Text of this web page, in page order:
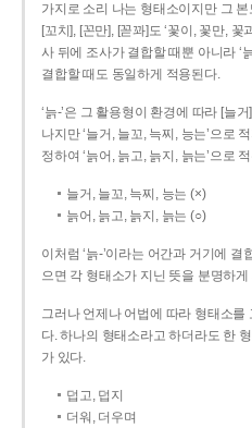
가지로 소리 나는 형태소이지만 그 본
[꼬치], [꼰만], [꼳꽈]도 ‘꽃이, 꽃만, 꽃
사 뒤에 조사가 결합할 때뿐 아니라 ‘
결합할 때도 동일하게 적용된다.
‘늙-’은 그 활용형이 환경에 따라 [늘
나지만 ‘늘거, 늘꼬, 늑찌, 능는’으로
정하여 ‘늙어, 늙고, 늙지, 늙는’으로
늘거, 늘꼬, 늑찌, 능는 (×)
늙어, 늙고, 늙지, 늙는 (○)
이처럼 ‘늙-­’이라는 어간과 거기에
으면 각 형태소가 지닌 뜻을 분명하
그러나 언제나 어법에 따라 형태소를
다. 하나의 형태소라고 하더라도 한
가 있다.
덥고, 덥지
더워, 더우며